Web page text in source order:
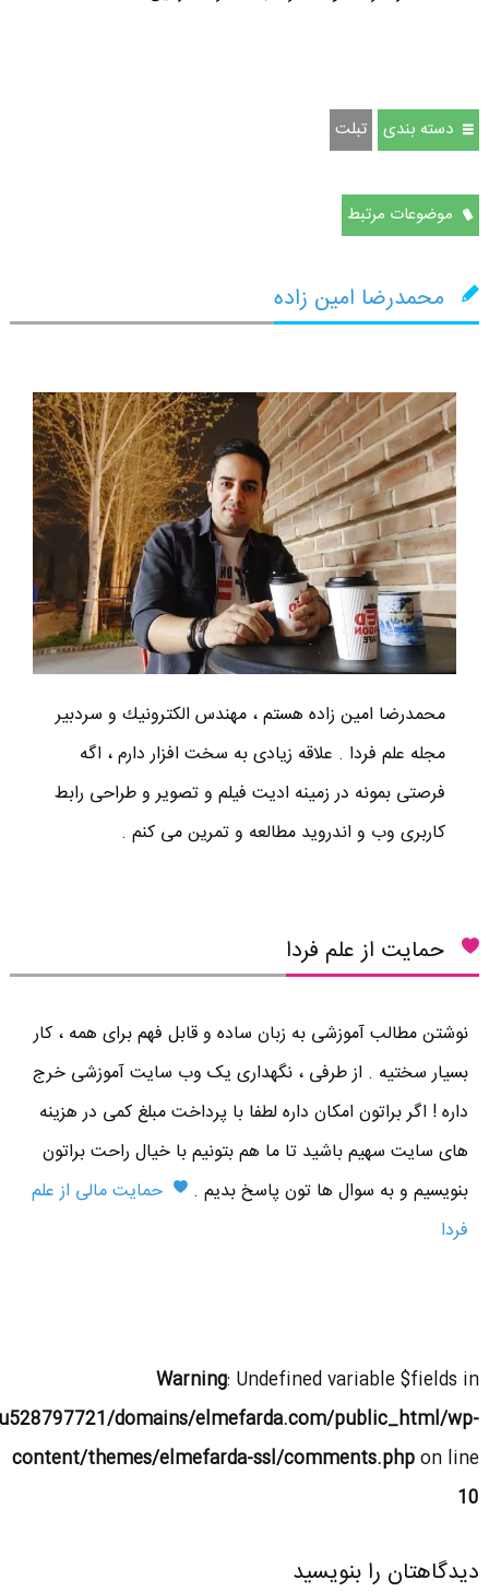
دسته بندی تبلت
موضوعات مرتبط
محمدرضا امین زاده
محمدرضا امين زاده هستم ، مهندس الكترونيك و سردبير
مجله علم فردا . علاقه زیادی به سخت افزار دارم ، اگه
فرصتی بمونه در زمینه ادیت فیلم و تصویر و طراحی رابط
کاربری وب و اندروید مطالعه و تمرین می کنم .
حمایت از علم فردا
نوشتن مطالب آموزشی به زبان ساده و قابل فهم برای همه ، کار
بسیار سختیه . از طرفی ، نگهداری یک وب سایت آموزشی خرج
داره ! اگر براتون امکان داره لطفا با پرداخت مبلغ کمی در هزینه
های سایت سهیم باشید تا ما هم بتونیم با خیال راحت براتون
بنویسیم و به سوال ها تون پاسخ بدیم .
حمایت مالی از علم
فردا
Warning: Undefined variable $fields in
domains/elmefarda.com/public_html/wp-
content/themes/elmefarda-ssl/comments.phpon line
10
دیدگاهتان را بنویسید